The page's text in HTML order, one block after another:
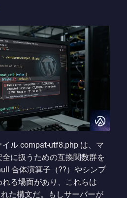
イル compat-utf8.php は、マ
に扱うための互換関数群を
合体演算子（??）やシンプ
る場面があり、これらは
た構文だ。もしサーバーが